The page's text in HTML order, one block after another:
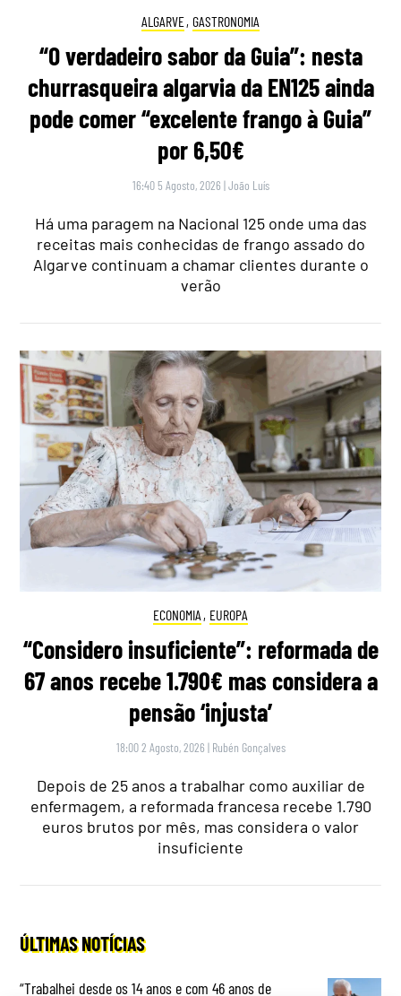
ALGARVE, GASTRONOMIA
“O verdadeiro sabor da Guia”: nesta
churrasqueira algarvia da EN125 ainda
pode comer “excelente frango à Guia”
por 6,50€
16:40 5 Agosto, 2026 |João Luís
Há uma paragem na Nacional 125 onde uma das
receitas mais conhecidas de frango assado do
Algarve continuam a chamar clientes durante o
verão
ECONOMIA , EUROPA
“Considero insuficiente”: reformada de
67 anos recebe 1.790€ mas considera a
pensão ‘injusta’
18:00 2 Agosto, 2026 | Rubén Gonçalves
Depois de 25 anos a trabalhar como auxiliar de
enfermagem, a reformada francesa recebe 1.790
euros brutos por mês, mas considera o valor
insuficiente
ÚLTIMAS NOTÍCIAS
“Trabalhei desde os 14 anos e com 46 anos de